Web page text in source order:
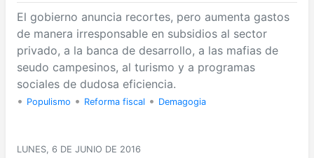
El gobierno anuncia recortes, pero aumenta gastos
de manera irresponsable en subsidios al sector
privado, a la banca de desarrollo, a las mafias de
seudo campesinos, al turismo y a programas
sociales de dudosa eficiencia.
• Populismo • Reforma fiscal • Demagogia
LUNES, 6 DE JUNIO DE 2016